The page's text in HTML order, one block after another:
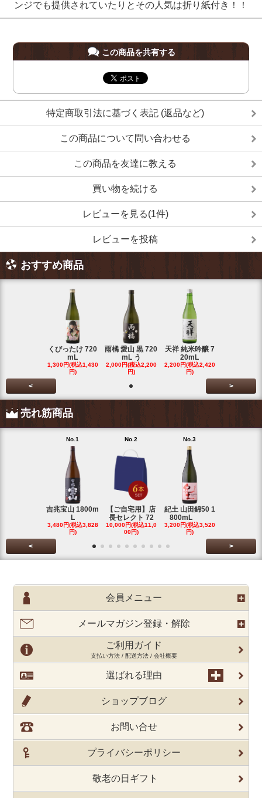
ンジでも提供されていたりとその人気は折り紙付き！！
この商品を共有する
特定商取引法に基づく表記 (返品など)
この商品について問い合わせる
この商品を友達に教える
買い物を続ける
レビューを見る(1件)
レビューを投稿
おすすめ商品
くびったけ 720
mL
1,300円(税込1,430
円)
雨橘 愛山 黒 720
mL う
2,000円(税込2,200
円)
天祥 純米吟醸 7
20mL
2,200円(税込2,420
円)
< >
売れ筋商品
No.1
吉兆宝山 1800m
L
3,480円(税込3,828
円)
No.2
【ご自宅用】店
長セレクト 72
10,000円(税込11,0
00円)
No.3
紀土 山田錦50 1
800mL
3,200円(税込3,520
円)
< >
会員メニュー
メールマガジン登録・解除
ご利用ガイド
支払い方法 / 配送方法 / 会社概要
選ばれる理由
ショップブログ
お問い合せ
プライバシーポリシー
敬老の日ギフト